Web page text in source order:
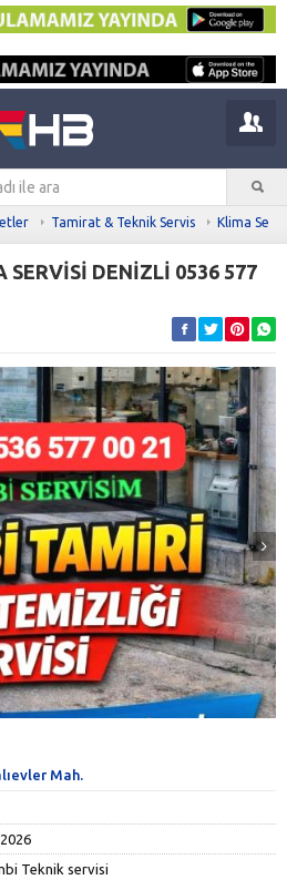
Tamirat & Teknik Servis Klima
SERVİSİ DENİZLİ 0536 577
Mah.
Teknik servisi